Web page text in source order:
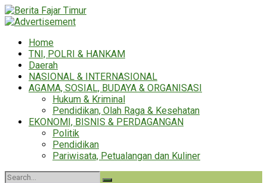
Home
TNI, POLRI & HANKAM
Daerah
NASIONAL & INTERNASIONAL
AGAMA, SOSIAL, BUDAYA & ORGANISASI
Hukum & Kriminal
Pendidikan, Olah Raga & Kesehatan
EKONOMI, BISNIS & PERDAGANGAN
Politik
Pendidikan
Pariwisata, Petualangan dan Kuliner